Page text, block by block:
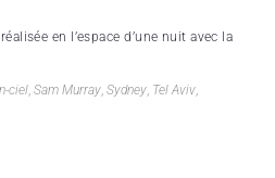
en l’espace d’une nuit avec la
ciel, Sam Murray, Sydney, Tel Aviv,